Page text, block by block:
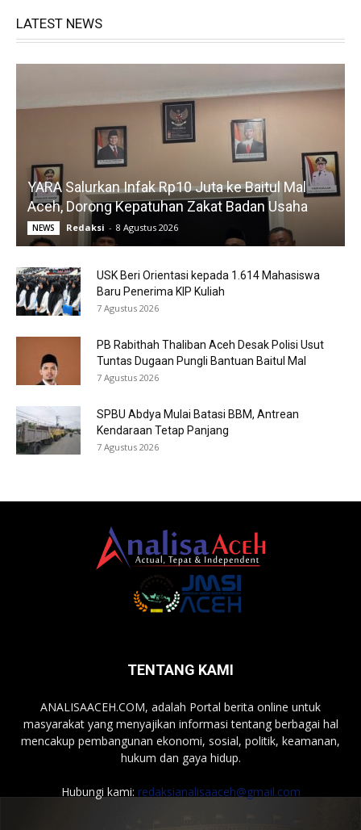
LATEST NEWS
YARA Salurkan Infak Rp10 Juta ke Baitul Mal
Aceh, Dorong Kepatuhan Zakat Badan Usaha
NEWS Redaksi - 8 Agustus 2026
USK Beri Orientasi kepada 1.614 Mahasiswa
Baru Penerima KIP Kuliah
7 Agustus 2026
PB Rabithah Thaliban Aceh Desak Polisi Usut
Tuntas Dugaan Pungli Bantuan Baitul Mal
7 Agustus 2026
SPBU Abdya Mulai Batasi BBM, Antrean
Kendaraan Tetap Panjang
7 Agustus 2026
TENTANG KAMI
ANALISAACEH.COM, adalah Portal berita online untuk
masyarakat yang menyajikan informasi tentang berbagai hal
mencakup pembangunan ekonomi, sosial, politik, keamanan,
hukum dan gaya hidup.
Hubungi kami: redaksianalisaaceh@gmail.com